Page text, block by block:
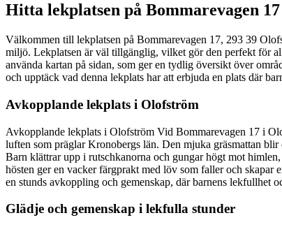
Hitta lekplatsen på Bommarevagen
Välkommen till lekplatsen på Bommarevagen 17, 293 39
miljö. Lekplatsen är väl tillgänglig, vilket gör den perfekt för
använda kartan på sidan, som ger en tydlig översikt över
och upptäck vad denna lekplats har att erbjuda en plats där
Avkopplande lekplats i Olofström
Avkopplande lekplats i Olofström Vid Bommarevagen 17 i
luften som präglar Kronobergs län. Den mjuka gräsmattan
Barn klättrar upp i rutschkanorna och gungar högt mot
hösten ger en vacker färgprakt med löv som faller och
en stunds avkoppling och gemenskap, där barnens lekfullhet
Glädje och gemenskap i lekfulla stunder